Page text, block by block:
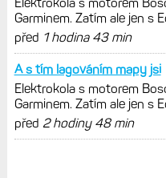
POSLEDNÍ KOMENTÁŘE